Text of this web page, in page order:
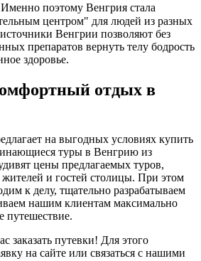
поэтому Венгрия стала
центром" для людей из разных
Венгрии позволяют без
препаратов вернуть телу бодрость
здоровье.
отдых в
на выгодных условиях купить
туры в Венгрию из
цены предлагаемых туров,
и гостей столицы. При этом
к делу, тщательно разрабатываем
нашим клиентам максимально
путешествие.
заказать путевки! Для этого
на сайте или связаться с нашими